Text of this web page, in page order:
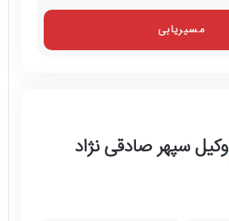
مسیریابی
وکیل سپهر صادقی نژاد